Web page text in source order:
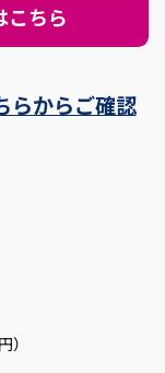
こちら
らからご確認